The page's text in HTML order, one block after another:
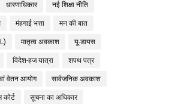
धारणाधिकार नई शिक्षा नीति
मंहगाई भत्ता मन की बात
मातृत्व अवकाश यू-डायस
विदेश-हज यात्रा शपथ पत्र
वेतन आयोग सार्वजनिक अवकाश
कोर्ट सूचना का अधिकार